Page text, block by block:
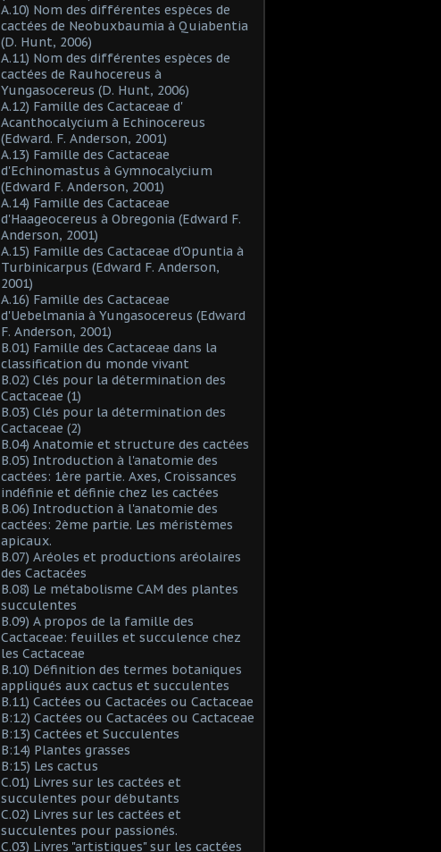
A.10) Nom des différentes espèces de
cactées de Neobuxbaumia à Quiabentia
(D. Hunt, 2006)
A.11) Nom des différentes espèces de
cactées de Rauhocereus à
Yungasocereus (D. Hunt, 2006)
A.12) Famille des Cactaceae d'
Acanthocalycium à Echinocereus
(Edward. F. Anderson, 2001)
A.13) Famille des Cactaceae
d'Echinomastus à Gymnocalycium
(Edward F. Anderson, 2001)
A.14) Famille des Cactaceae
d'Haageocereus à Obregonia (Edward F.
Anderson, 2001)
A.15) Famille des Cactaceae d'Opuntia à
Turbinicarpus (Edward F. Anderson,
2001)
A.16) Famille des Cactaceae
d'Uebelmania à Yungasocereus (Edward
F. Anderson, 2001)
B.01) Famille des Cactaceae dans la
classification du monde vivant
B.02) Clés pour la détermination des
Cactaceae (1)
B.03) Clés pour la détermination des
Cactaceae (2)
B.04) Anatomie et structure des cactées
B.05) Introduction à l'anatomie des
cactées: 1ère partie. Axes, Croissances
indéfinie et définie chez les cactées
B.06) Introduction à l'anatomie des
cactées: 2ème partie. Les méristèmes
apicaux.
B.07) Aréoles et productions aréolaires
des Cactacées
B.08) Le métabolisme CAM des plantes
succulentes
B.09) A propos de la famille des
Cactaceae: feuilles et succulence chez
les Cactaceae
B.10) Définition des termes botaniques
appliqués aux cactus et succulentes
B.11) Cactées ou Cactacées ou Cactaceae
B:12) Cactées ou Cactacées ou Cactaceae
B:13) Cactées et Succulentes
B:14) Plantes grasses
B:15) Les cactus
C.01) Livres sur les cactées et
succulentes pour débutants
C.02) Livres sur les cactées et
succulentes pour passionés.
C.03) Livres "artistiques" sur les cactées